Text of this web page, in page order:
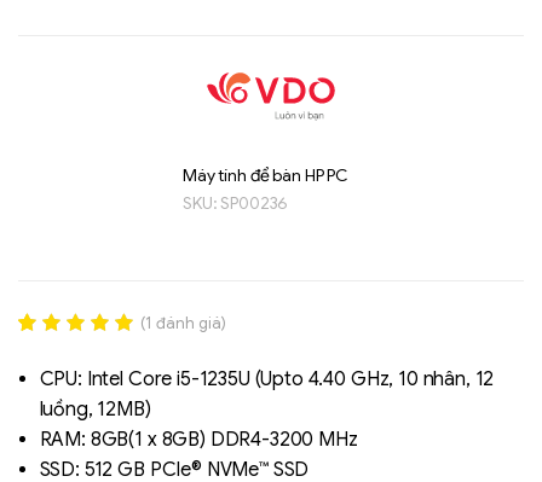
Máy tính để bàn HP PC
SKU:SP00236
out of 5
based on
đánh giá
(1 đánh giá)
CPU: Intel Core i5-1235U (Upto 4.40 GHz, 10 nhân, 12
luồng, 12MB)
RAM: 8GB(1 x 8GB) DDR4-3200 MHz
SSD: 512 GB PCIe® NVMe™ SSD
Liên hệ
- GDDR - GDDR6